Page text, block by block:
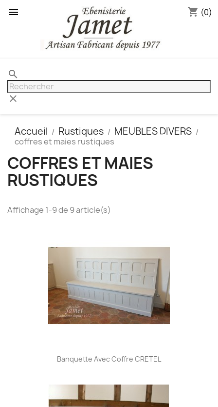
 shopping_cart (0)
search
clear
Accueil Rustiques MEUBLES DIVERS
coffres et maies rustiques
COFFRES ET MAIES
RUSTIQUES
Affichage 1-9 de 9 article(s)
Banquette Avec Coffre CRETEL